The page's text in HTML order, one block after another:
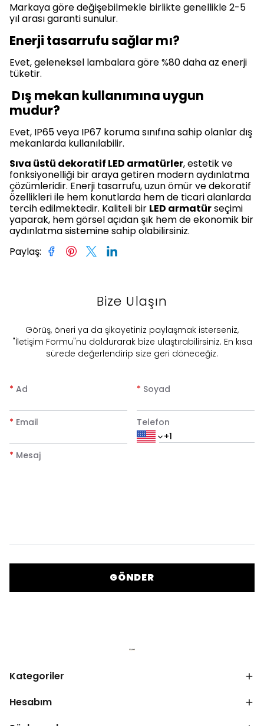
Markaya göre değişebilmekle birlikte genellikle 2-5
yıl arası garanti sunulur.
Enerji tasarrufu sağlar mı?
Evet, geleneksel lambalara göre %80 daha az enerji
tüketir.
Dış mekan kullanımına uygun
mudur?
Evet, IP65 veya IP67 koruma sınıfına sahip olanlar dış
mekanlarda kullanılabilir.
Sıva üstü dekoratif LED armatürler, estetik ve
fonksiyonelliği bir araya getiren modern aydınlatma
çözümleridir. Enerji tasarrufu, uzun ömür ve dekoratif
özellikleri ile hem konutlarda hem de ticari alanlarda
tercih edilmektedir. Kaliteli bir LED armatürseçimi
yaparak, hem görsel açıdan şık hem de ekonomik bir
aydınlatma sistemine sahip olabilirsiniz.
Paylaş:
Bize Ulaşın
​Görüş, öneri ya da şikayetiniz paylaşmak isterseniz,
"İletişim Formu"nu doldurarak bize ulaştırabilirsiniz. En kısa
sürede değerlendirip size geri döneceğiz.
* Ad * Soyad
* Email Telefon
* Mesaj
GÖNDER
Kategoriler
Hesabım